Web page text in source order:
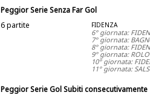
Peggior Serie Senza Far Gol
6 partite
FIDENZA
6° giornata:
7° giornata:
8° giornata:
9° giornata:
10° giornata:
11° giornata:
Peggior Serie Gol Subiti consecutivamente